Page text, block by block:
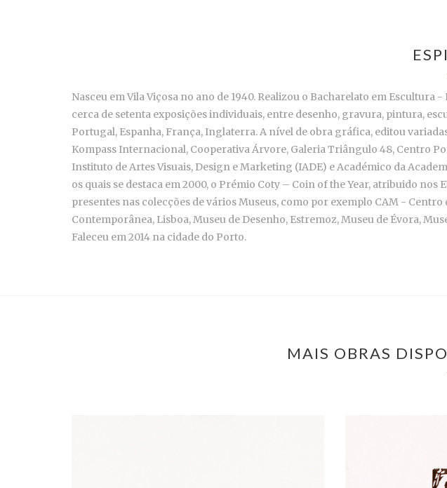
Nasceu em Vila Viçosa no ano de 1940. Realizou o Bacharelato em Escultura
cerca de setenta exposições individuais, entre desenho, gravura, pintura,
Portugal, Espanha, França, Inglaterra. A nível de obra gráfica, editou
Kompass Internacional, Cooperativa Árvore, Galeria Triângulo 48, Centro
Instituto de Artes Visuais, Design e Marketing (IADE) e Académico da
os quais se destaca em 2000, o Prémio Coty – Coin of the Year, atribuido nos
presentes nas colecções de vários Museus, como por exemplo CAM -
Contemporânea, Lisboa, Museu de Desenho, Estremoz, Museu de Évora,
Faleceu em 2014 na cidade do Porto.
MAIS OBRAS